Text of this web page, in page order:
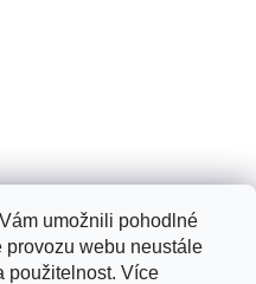
umožnili pohodlné
webu neustále
použitelnost. Více